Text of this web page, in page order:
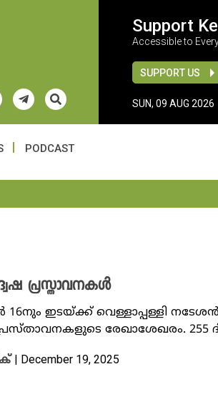
Support
Accessible to
SUPPORT US
SUN, 09 AUG 2026
PODCAST
പ്രസ്താവനകൾ
ഇടയ്ക്ക് വെള്ളാപ്പള്ളി
രേഖാശേഖരം. 255
| December 19, 2025